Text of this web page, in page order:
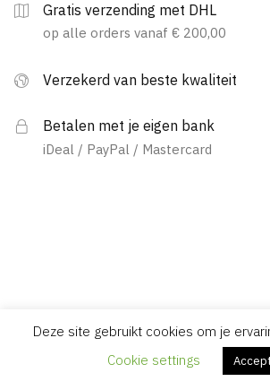
Gratis verzending met DHL
op alle orders vanaf € 200,00
Verzekerd van beste kwaliteit
Betalen met je eigen bank
iDeal / PayPal / Mastercard
Deze site gebruikt cookies om je
Cookie settings